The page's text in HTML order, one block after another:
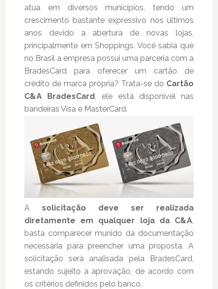
atua em diversos municípios, tendo um
crescimento bastante expressivo nos últimos
anos devido a abertura de novas lojas,
principalmente em Shoppings. Você sabia que
no Brasil a empresa possui uma parceria com a
BradesCard para oferecer um cartão de
crédito de marca própria? Trata-se do Cartão
C&A BradesCard, ele está disponível nas
bandeiras Visa e MasterCard.
A solicitação deve ser realizada
diretamente em qualquer loja da C&A
basta comparecer munido da documentação
necessária para preencher uma proposta. A
solicitação será analisada pela BradesCard,
estando sujeito a aprovação, de acordo com
os critérios definidos pelo banco.